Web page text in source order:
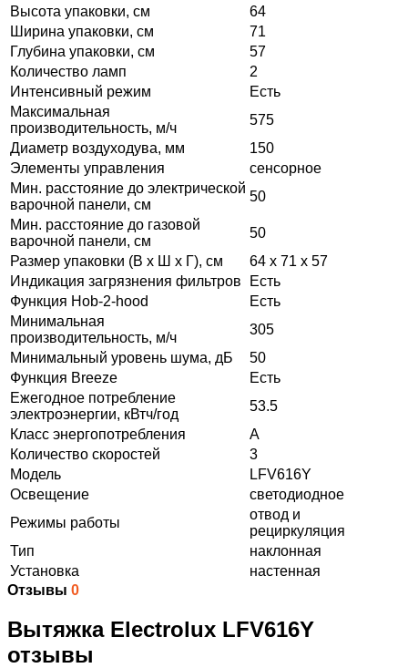
Высота упаковки, см
64
Ширина упаковки, см
71
Глубина упаковки, см
57
Количество ламп
2
Интенсивный режим
Есть
Максимальная
производительность, м/ч
575
Диаметр воздуходува, мм
150
Элементы управления
сенсорное
Мин. расстояние до электрической
варочной панели, см
50
Мин. расстояние до газовой
варочной панели, см
50
Размер упаковки (В х Ш х Г), см
64 х 71 х 57
Индикация загрязнения фильтров
Есть
Функция Hob-2-hood
Есть
Минимальная
производительность, м/ч
305
Минимальный уровень шума, дБ
50
Функция Breeze
Есть
Ежегодное потребление
электроэнергии, кВтч/год
53.5
Класс энергопотребления
A
Количество скоростей
3
Модель
LFV616Y
Освещение
светодиодное
Режимы работы
отвод и
рециркуляция
Тип
наклонная
Установка
настенная
Отзывы 0
Вытяжка Electrolux LFV616Y
отзывы